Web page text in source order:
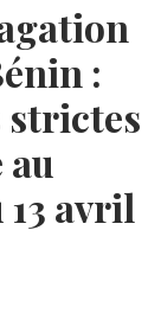
:
strictes
avril